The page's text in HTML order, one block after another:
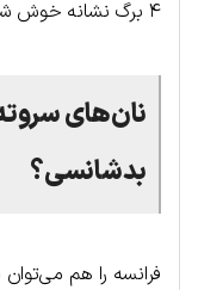
۴ برگ نشانه خوش شانسی بزرگ هستند.
نان‌های
بدشانسی؟
فرانسه را هم می‌توان